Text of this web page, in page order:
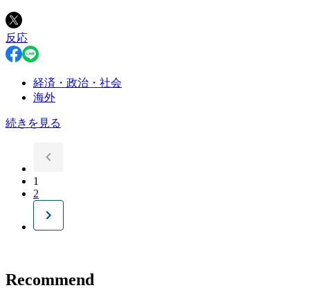
反応
経済・政治・社会
海外
続きを見る
1
2
Recommend